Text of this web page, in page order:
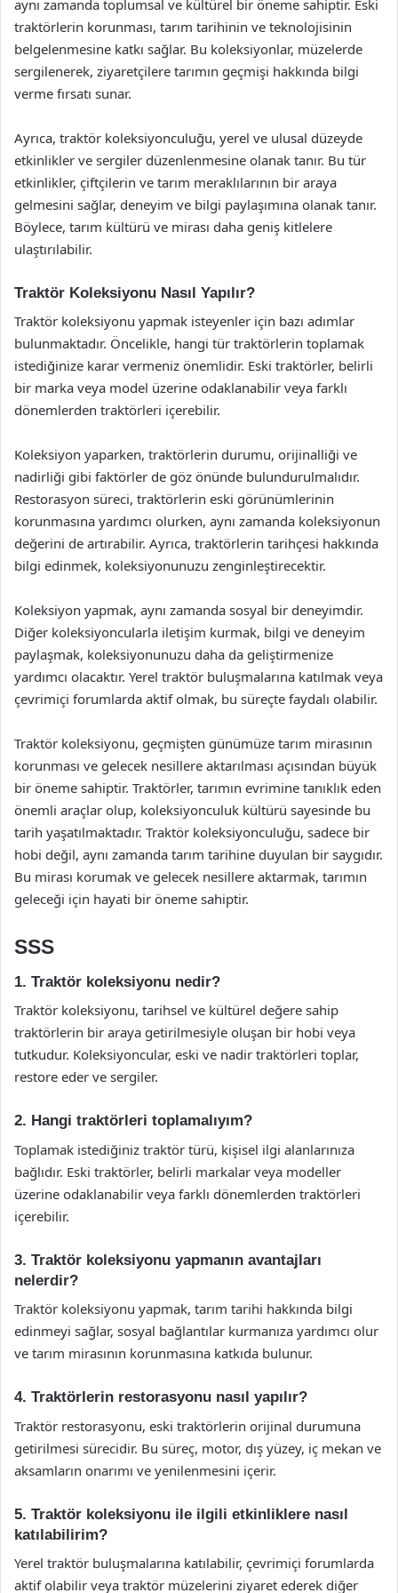
aynı zamanda toplumsal ve kültürel bir öneme sahiptir. Eski
traktörlerin korunması, tarım tarihinin ve teknolojisinin
belgelenmesine katkı sağlar. Bu koleksiyonlar, müzelerde
sergilenerek, ziyaretçilere tarımın geçmişi hakkında bilgi
verme fırsatı sunar.
Ayrıca, traktör koleksiyonculuğu, yerel ve ulusal düzeyde
etkinlikler ve sergiler düzenlenmesine olanak tanır. Bu tür
etkinlikler, çiftçilerin ve tarım meraklılarının bir araya
gelmesini sağlar, deneyim ve bilgi paylaşımına olanak tanır.
Böylece, tarım kültürü ve mirası daha geniş kitlelere
ulaştırılabilir.
Traktör Koleksiyonu Nasıl Yapılır?
Traktör koleksiyonu yapmak isteyenler için bazı adımlar
bulunmaktadır. Öncelikle, hangi tür traktörlerin toplamak
istediğinize karar vermeniz önemlidir. Eski traktörler, belirli
bir marka veya model üzerine odaklanabilir veya farklı
dönemlerden traktörleri içerebilir.
Koleksiyon yaparken, traktörlerin durumu, orijinalliği ve
nadirliği gibi faktörler de göz önünde bulundurulmalıdır.
Restorasyon süreci, traktörlerin eski görünümlerinin
korunmasına yardımcı olurken, aynı zamanda koleksiyonun
değerini de artırabilir. Ayrıca, traktörlerin tarihçesi hakkında
bilgi edinmek, koleksiyonunuzu zenginleştirecektir.
Koleksiyon yapmak, aynı zamanda sosyal bir deneyimdir.
Diğer koleksiyoncularla iletişim kurmak, bilgi ve deneyim
paylaşmak, koleksiyonunuzu daha da geliştirmenize
yardımcı olacaktır. Yerel traktör buluşmalarına katılmak veya
çevrimiçi forumlarda aktif olmak, bu süreçte faydalı olabilir.
Traktör koleksiyonu, geçmişten günümüze tarım mirasının
korunması ve gelecek nesillere aktarılması açısından büyük
bir öneme sahiptir. Traktörler, tarımın evrimine tanıklık eden
önemli araçlar olup, koleksiyonculuk kültürü sayesinde bu
tarih yaşatılmaktadır. Traktör koleksiyonculuğu, sadece bir
hobi değil, aynı zamanda tarım tarihine duyulan bir saygıdır.
Bu mirası korumak ve gelecek nesillere aktarmak, tarımın
geleceği için hayati bir öneme sahiptir.
SSS
1. Traktör koleksiyonu nedir?
Traktör koleksiyonu, tarihsel ve kültürel değere sahip
traktörlerin bir araya getirilmesiyle oluşan bir hobi veya
tutkudur. Koleksiyoncular, eski ve nadir traktörleri toplar,
restore eder ve sergiler.
2. Hangi traktörleri toplamalıyım?
Toplamak istediğiniz traktör türü, kişisel ilgi alanlarınıza
bağlıdır. Eski traktörler, belirli markalar veya modeller
üzerine odaklanabilir veya farklı dönemlerden traktörleri
içerebilir.
3. Traktör koleksiyonu yapmanın avantajları
nelerdir?
Traktör koleksiyonu yapmak, tarım tarihi hakkında bilgi
edinmeyi sağlar, sosyal bağlantılar kurmanıza yardımcı olur
ve tarım mirasının korunmasına katkıda bulunur.
4. Traktörlerin restorasyonu nasıl yapılır?
Traktör restorasyonu, eski traktörlerin orijinal durumuna
getirilmesi sürecidir. Bu süreç, motor, dış yüzey, iç mekan ve
aksamların onarımı ve yenilenmesini içerir.
5. Traktör koleksiyonu ile ilgili etkinliklere nasıl
katılabilirim?
Yerel traktör buluşmalarına katılabilir, çevrimiçi forumlarda
aktif olabilir veya traktör müzelerini ziyaret ederek diğer